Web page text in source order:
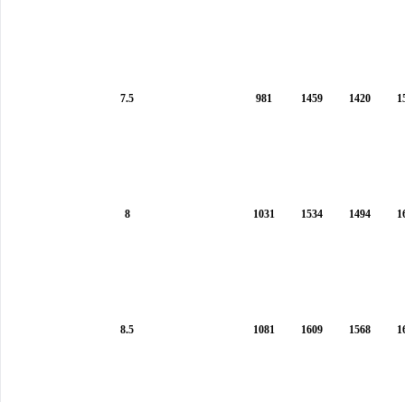
7.5 981 1459 1420
8 1031 1534 1494
8.5 1081 1609 1568